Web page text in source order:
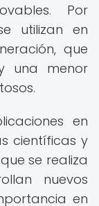
Por
utilizan en
que
una menor
en
científicas y
se realiza
nuevos
en